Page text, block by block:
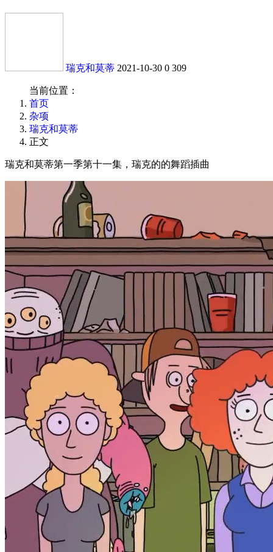
瑞克和莫蒂 2021-10-30 0 309
当前位置：
首页
杂项
瑞克和莫蒂
正文
瑞克和莫蒂第一季第十一集，瑞克的的舞蹈插曲